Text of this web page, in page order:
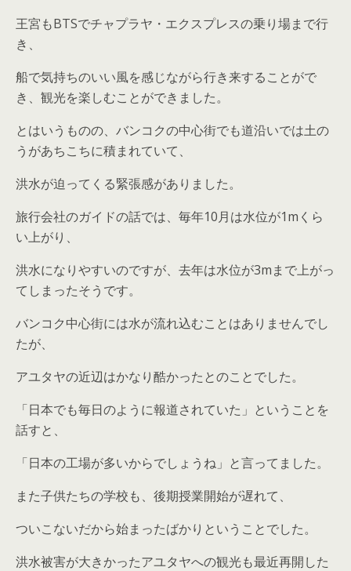
王宮もBTSでチャプラヤ・エクスプレスの乗り場まで行
き、
船で気持ちのいい風を感じながら行き来することがで
き、観光を楽しむことができました。
とはいうものの、バンコクの中心街でも道沿いでは土の
うがあちこちに積まれていて、
洪水が迫ってくる緊張感がありました。
旅行会社のガイドの話では、毎年10月は水位が1mくら
い上がり、
洪水になりやすいのですが、去年は水位が3mまで上がっ
てしまったそうです。
バンコク中心街には水が流れ込むことはありませんでし
たが、
アユタヤの近辺はかなり酷かったとのことでした。
「日本でも毎日のように報道されていた」ということを
話すと、
「日本の工場が多いからでしょうね」と言ってました。
また子供たちの学校も、後期授業開始が遅れて、
ついこないだから始まったばかりということでした。
洪水被害が大きかったアユタヤへの観光も最近再開した